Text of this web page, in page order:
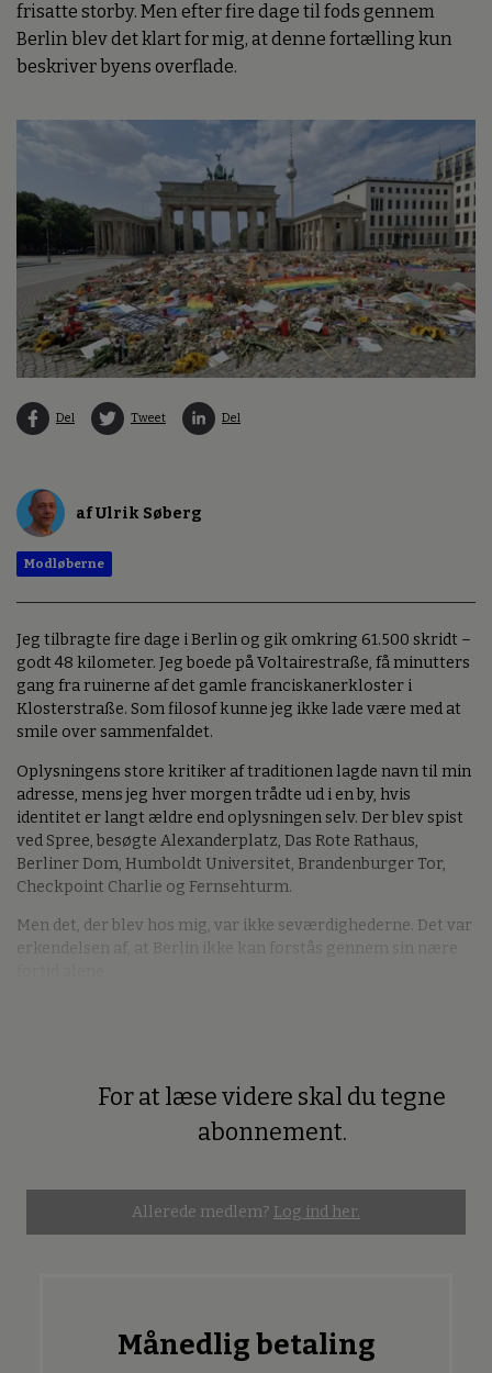
frisatte storby. Men efter fire dage til fods gennem
Berlin blev det klart for mig, at denne fortælling kun
beskriver byens overflade.
Del Tweet Del
af Ulrik Søberg
Modløberne
Jeg tilbragte fire dage i Berlin og gik omkring 61.500 skridt –
godt 48 kilometer. Jeg boede på Voltairestraße, få minutters
gang fra ruinerne af det gamle franciskanerkloster i
Klosterstraße. Som filosof kunne jeg ikke lade være med at
smile over sammenfaldet.
Oplysningens store kritiker af traditionen lagde navn til min
adresse, mens jeg hver morgen trådte ud i en by, hvis
identitet er langt ældre end oplysningen selv. Der blev spist
ved Spree, besøgte Alexanderplatz, Das Rote Rathaus,
Berliner Dom, Humboldt Universitet, Brandenburger Tor,
Checkpoint Charlie og Fernsehturm.
Men det, der blev hos mig, var ikke seværdighederne. Det var
erkendelsen af, at Berlin ikke kan forstås gennem sin nære
For at læse videre skal du tegne
abonnement.
Allerede medlem? Log ind her.
Månedlig betaling